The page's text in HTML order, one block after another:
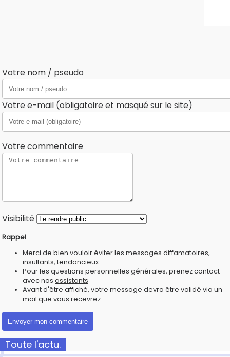
Votre nom / pseudo
Votre e-mail (obligatoire et masqué sur le site)
Votre commentaire
Visibilité
Rappel :
Merci de bien vouloir éviter les messages diffamatoires,
insultants, tendancieux...
Pour les questions personnelles générales, prenez contact
avec nos assistants
Avant d'être affiché, votre message devra être validé via un
mail que vous recevrez.
Toute l'actu.